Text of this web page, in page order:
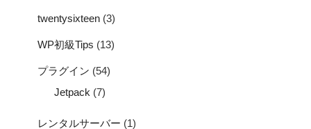
twentysixteen (3)
WP初級Tips (13)
プラグイン (54)
Jetpack (7)
レンタルサーバー (1)